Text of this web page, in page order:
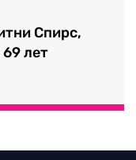
Спирс,
лет